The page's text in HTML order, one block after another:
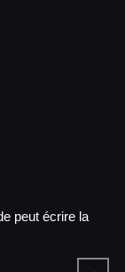
peut écrire la